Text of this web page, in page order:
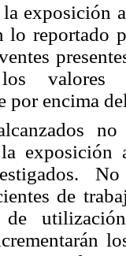
la exposición
lo reportado
valores
por encima
la
de
de